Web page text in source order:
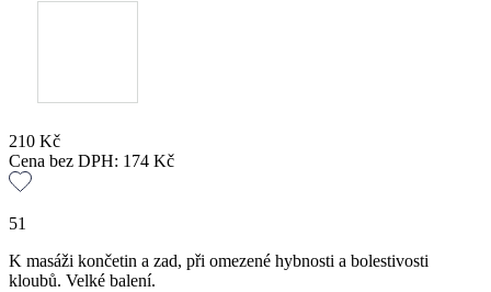
210 Kč
Cena bez DPH: 174 Kč
51
K masáži končetin a zad, při omezené hybnosti a bolestivosti
kloubů. Velké balení.